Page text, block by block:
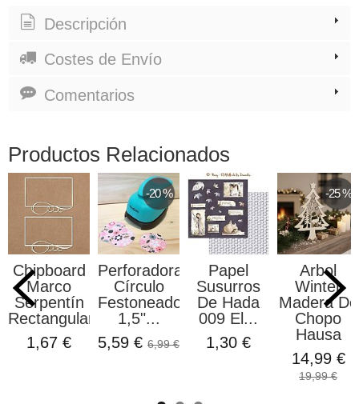
Descripción
Costes de Envío
Comentarios
Productos Relacionados
Chipboard
Marco
Serpentín
Rectangular
1,67 €
-20 %
Perforadora
Círculo
Festoneado
1,5"...
5,59 € 6,99 €
Papel
Susurros
De Hada
009 El...
1,30 €
-25 %
Arbol
Winter
Madera De
Chopo
Hausa
14,99 €
19,99 €